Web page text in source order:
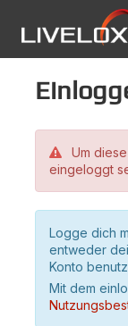
Um
eingeloggt
Logge dich
entweder
Konto
Mit dem